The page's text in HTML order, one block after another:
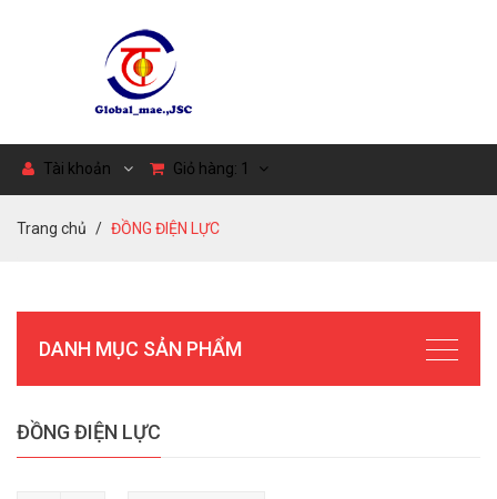
Tài khoản Giỏ hàng: 1
Trang chủ ĐỒNG ĐIỆN LỰC
DANH MỤC SẢN PHẨM
ĐỒNG ĐIỆN LỰC